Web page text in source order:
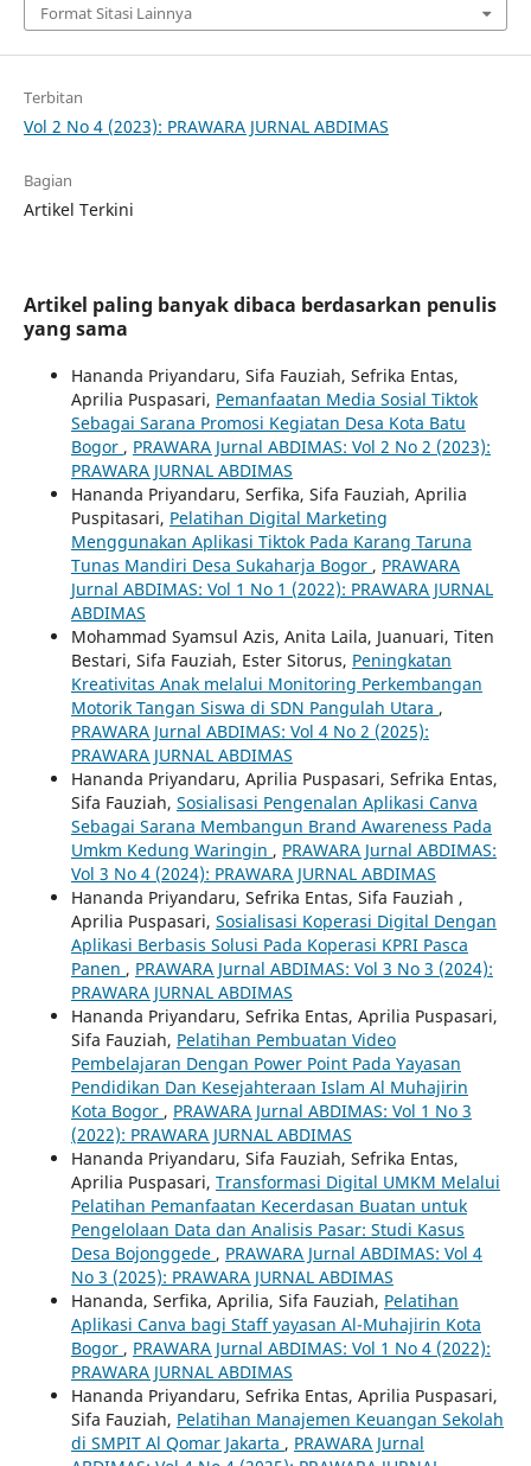
Format Sitasi Lainnya
Terbitan
Vol 2 No 4 (2023): PRAWARA JURNAL ABDIMAS
Bagian
Artikel Terkini
Artikel paling banyak dibaca berdasarkan penulis
yang sama
Hananda Priyandaru, Sifa Fauziah, Sefrika Entas,
Aprilia Puspasari, Pemanfaatan Media Sosial Tiktok
Sebagai Sarana Promosi Kegiatan Desa Kota Batu
Bogor , PRAWARA Jurnal ABDIMAS: Vol 2 No 2 (2023):
PRAWARA JURNAL ABDIMAS
Hananda Priyandaru, Serfika, Sifa Fauziah, Aprilia
Puspitasari, Pelatihan Digital Marketing
Menggunakan Aplikasi Tiktok Pada Karang Taruna
Tunas Mandiri Desa Sukaharja Bogor , PRAWARA
Jurnal ABDIMAS: Vol 1 No 1 (2022): PRAWARA JURNAL
ABDIMAS
Mohammad Syamsul Azis, Anita Laila, Juanuari, Titen
Bestari, Sifa Fauziah, Ester Sitorus, Peningkatan
Kreativitas Anak melalui Monitoring Perkembangan
Motorik Tangan Siswa di SDN Pangulah Utara ,
PRAWARA Jurnal ABDIMAS: Vol 4 No 2 (2025):
PRAWARA JURNAL ABDIMAS
Hananda Priyandaru, Aprilia Puspasari, Sefrika Entas,
Sifa Fauziah, Sosialisasi Pengenalan Aplikasi Canva
Sebagai Sarana Membangun Brand Awareness Pada
Umkm Kedung Waringin , PRAWARA Jurnal ABDIMAS:
Vol 3 No 4 (2024): PRAWARA JURNAL ABDIMAS
Hananda Priyandaru, Sefrika Entas, Sifa Fauziah ,
Aprilia Puspasari, Sosialisasi Koperasi Digital Dengan
Aplikasi Berbasis Solusi Pada Koperasi KPRI Pasca
Panen , PRAWARA Jurnal ABDIMAS: Vol 3 No 3 (2024):
PRAWARA JURNAL ABDIMAS
Hananda Priyandaru, Sefrika Entas, Aprilia Puspasari,
Sifa Fauziah, Pelatihan Pembuatan Video
Pembelajaran Dengan Power Point Pada Yayasan
Pendidikan Dan Kesejahteraan Islam Al Muhajirin
Kota Bogor , PRAWARA Jurnal ABDIMAS: Vol 1 No 3
(2022): PRAWARA JURNAL ABDIMAS
Hananda Priyandaru, Sifa Fauziah, Sefrika Entas,
Aprilia Puspasari, Transformasi Digital UMKM Melalui
Pelatihan Pemanfaatan Kecerdasan Buatan untuk
Pengelolaan Data dan Analisis Pasar: Studi Kasus
Desa Bojonggede , PRAWARA Jurnal ABDIMAS: Vol 4
No 3 (2025): PRAWARA JURNAL ABDIMAS
Hananda, Serfika, Aprilia, Sifa Fauziah, Pelatihan
Aplikasi Canva bagi Staff yayasan Al-Muhajirin Kota
Bogor , PRAWARA Jurnal ABDIMAS: Vol 1 No 4 (2022):
PRAWARA JURNAL ABDIMAS
Hananda Priyandaru, Sefrika Entas, Aprilia Puspasari,
Sifa Fauziah, Pelatihan Manajemen Keuangan Sekolah
di SMPIT Al Qomar Jakarta , PRAWARA Jurnal